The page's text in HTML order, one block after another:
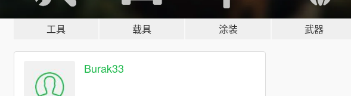
工具 载具 涂装 武器
Burak33